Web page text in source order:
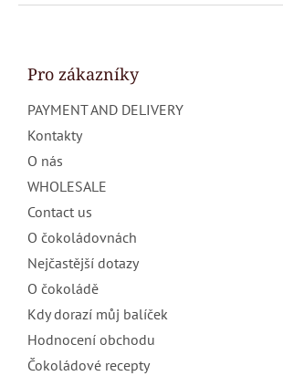
F
Pro zákazníky
PAYMENT AND DELIVERY
Kontakty
O nás
WHOLESALE
Contact us
O čokoládovnách
Nejčastější dotazy
O čokoládě
Kdy dorazí můj balíček
Hodnocení obchodu
Čokoládové recepty